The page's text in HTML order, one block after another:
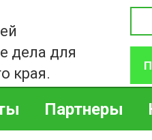
дела для
края.
Партнеры